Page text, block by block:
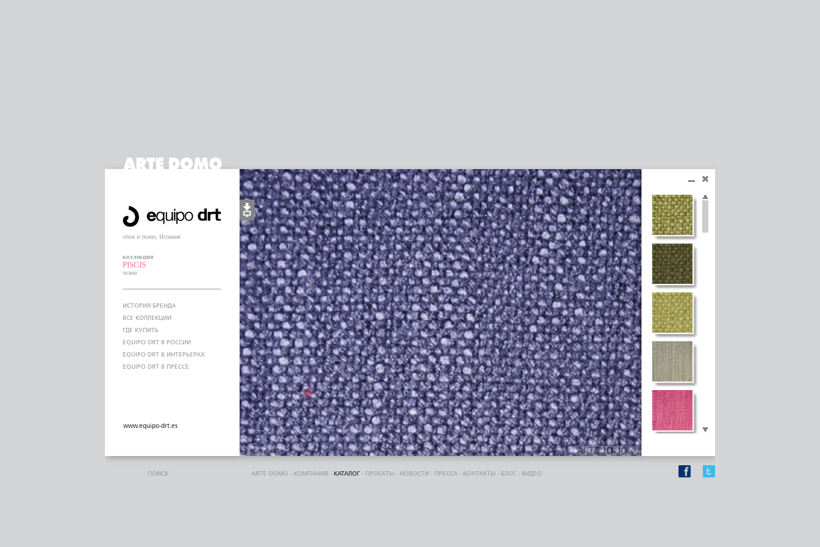
обои и ткани, Испания
коллекция
PISCIS
ткани
ИСТОРИЯ БРЕНДА
ВСЕ КОЛЛЕКЦИИ
ГДЕ КУПИТЬ
EQUIPO DRT В РОССИИ
EQUIPO DRT В ИНТЕРЬЕРАХ
EQUIPO DRT В ПРЕССЕ
www.equipo-drt.es
ПОИСК ARTE DOMO - КОМПАНИЯ - КАТАЛОГ - ПРОЕКТЫ - НОВОСТИ - ПРЕССА - КОНТАКТЫ - БЛОГ - ВИДЕО